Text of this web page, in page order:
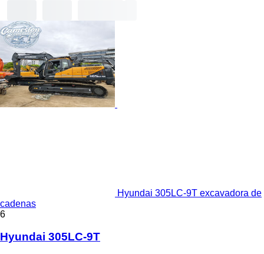
Hyundai 305LC-9T excavadora de
cadenas
6
Hyundai 305LC-9T